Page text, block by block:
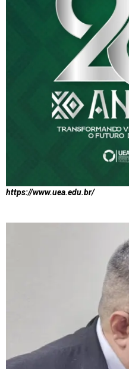
https://www.uea.edu.br/